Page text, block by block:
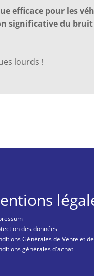
efficace pour les
significative du
lourds !
des données
Générales de Vente et
générales d'achat